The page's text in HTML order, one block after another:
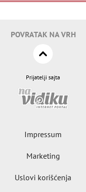
POVRATAK NA VRH
Prijatelji sajta
Impressum
Marketing
Uslovi korišćenja